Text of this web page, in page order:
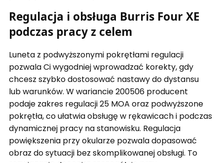
Regulacja i obsługa Burris Four XE
podczas pracy z celem
Luneta z podwyższonymi pokrętłami regulacji
pozwala Ci wygodniej wprowadzać korekty, gdy
chcesz szybko dostosować nastawy do dystansu
lub warunków. W wariancie 200506 producent
podaje zakres regulacji 25 MOA oraz podwyższone
pokrętła, co ułatwia obsługę w rękawicach i podczas
dynamicznej pracy na stanowisku. Regulacja
powiększenia przy okularze pozwala dopasować
obraz do sytuacji bez skomplikowanej obsługi. To